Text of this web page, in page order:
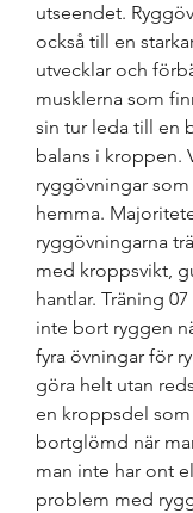
utseendet.
också till en
utvecklar och
musklerna som
sin tur leda till en
balans i kroppen.
ryggövningar som
hemma.
ryggövningarna
med kroppsvikt,
hantlar. Träning
inte bort ryggen
fyra övningar för
göra helt utan
en kroppsdel
bortglömd när
man inte har ont
problem med